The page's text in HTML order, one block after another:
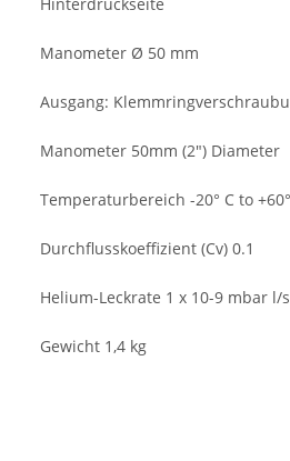
Manometer Ø 50 mm
Ausgang:
Manometer 50mm (2") Diameter
Temperaturbereich -20° C to
Durchflusskoeffizient (Cv) 0.1
Helium-Leckrate 1 x 10-9 mbar l/s
Gewicht 1,4 kg